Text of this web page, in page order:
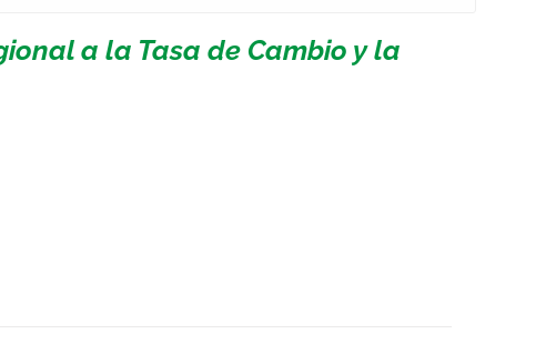
a la Tasa de Cambio y la